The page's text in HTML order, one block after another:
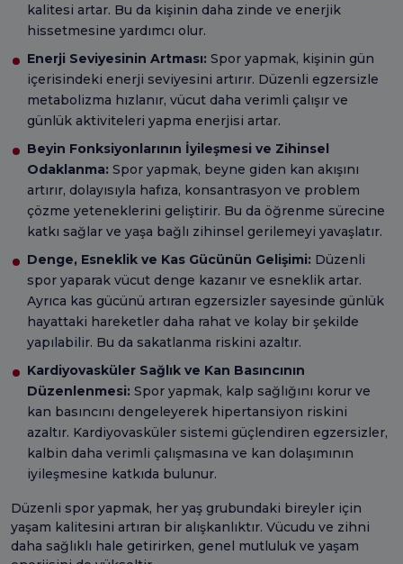
kalitesi artar. Bu da kişinin daha zinde ve enerjik
hissetmesine yardımcı olur.
Enerji Seviyesinin Artması: Spor yapmak, kişinin gün
içerisindeki enerji seviyesini artırır. Düzenli egzersizle
metabolizma hızlanır, vücut daha verimli çalışır ve
günlük aktiviteleri yapma enerjisi artar.
Beyin Fonksiyonlarının İyileşmesi ve Zihinsel
Odaklanma: Spor yapmak, beyne giden kan akışını
artırır, dolayısıyla hafıza, konsantrasyon ve problem
çözme yeteneklerini geliştirir. Bu da öğrenme sürecine
katkı sağlar ve yaşa bağlı zihinsel gerilemeyi yavaşlatır.
Denge, Esneklik ve Kas Gücünün Gelişimi: Düzenli
spor yaparak vücut denge kazanır ve esneklik artar.
Ayrıca kas gücünü artıran egzersizler sayesinde günlük
hayattaki hareketler daha rahat ve kolay bir şekilde
yapılabilir. Bu da sakatlanma riskini azaltır.
Kardiyovasküler Sağlık ve Kan Basıncının
Düzenlenmesi: Spor yapmak, kalp sağlığını korur ve
kan basıncını dengeleyerek hipertansiyon riskini
azaltır. Kardiyovasküler sistemi güçlendiren egzersizler,
kalbin daha verimli çalışmasına ve kan dolaşımının
iyileşmesine katkıda bulunur.
Düzenli spor yapmak, her yaş grubundaki bireyler için
yaşam kalitesini artıran bir alışkanlıktır. Vücudu ve zihni
daha sağlıklı hale getirirken, genel mutluluk ve yaşam